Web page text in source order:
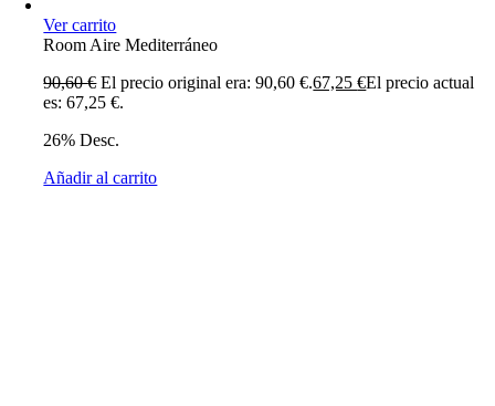
Ver carrito
Room Aire Mediterráneo
90,60€ El precio original era: 90,60 €.67,25€El precio actual
es: 67,25 €.
26% Desc.
Añadir al carrito